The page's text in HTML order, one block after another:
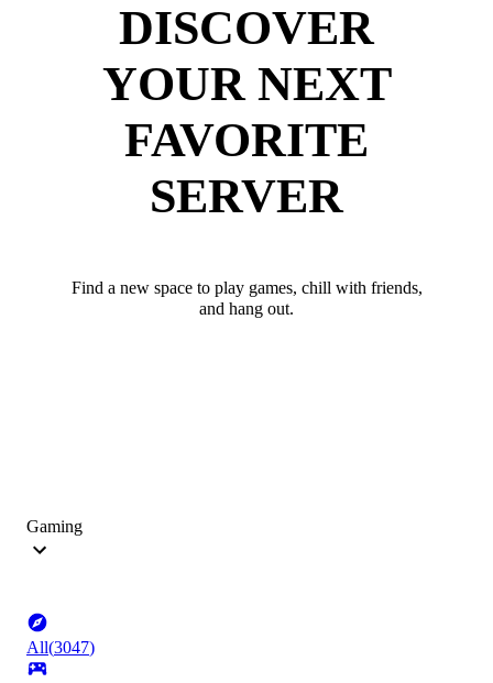
DISCOVER
YOUR NEXT
FAVORITE
SERVER
Find a new space to play games, chill with friends,
and hang out.
Gaming
All(3047)